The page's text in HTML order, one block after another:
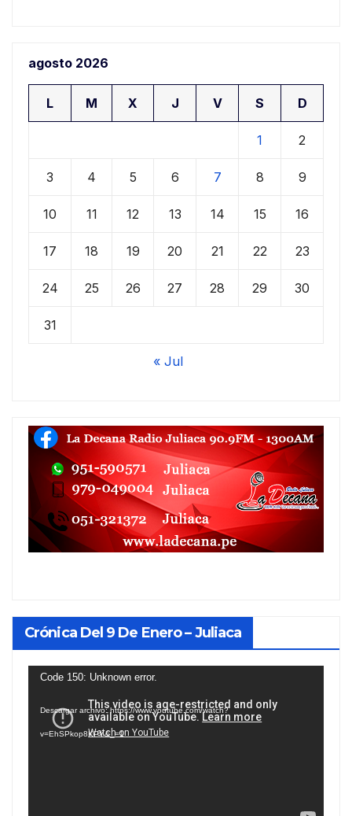
agosto 2026
L M X J V S D
1 2
3 4 5 6 7 8 9
10 11 12 13 14 15 16
17 18 19 20 21 22 23
24 25 26 27 28 29 30
31
« Jul
Crónica Del 9 De Enero – Juliaca
Reproductor
vídeo
Code 150: Unknown error.
Descargar archivo: https://www.youtube.com/watch?
v=EhSPkop8KPY&_=1